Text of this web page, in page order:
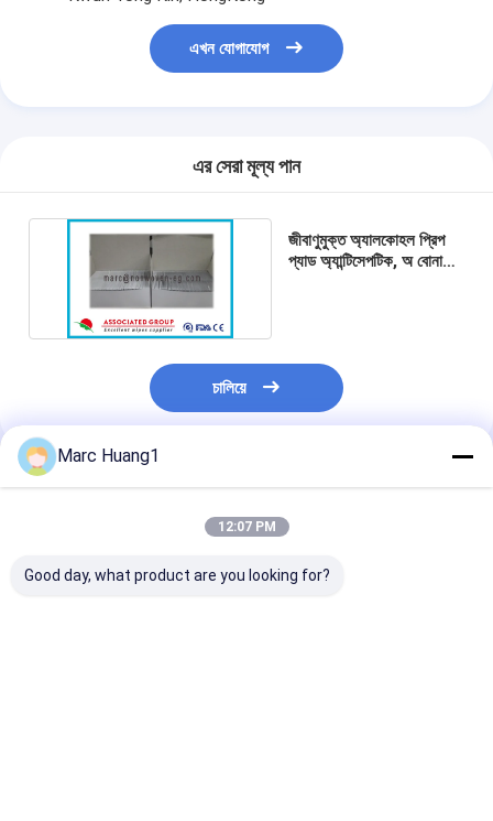
এখন যোগাযোগ
এর সেরা মূল্য পান
জীবাণুমুক্ত অ্যালকোহল প্রিপ
প্যাড অ্যান্টিসেপটিক, অ বোনা
চালিয়ে
প্রস্তাবিত পণ্য
Marc Huang1
12:07 PM
Good day, what product are you looking for?